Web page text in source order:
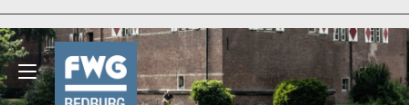
springen
Navigation umschalten